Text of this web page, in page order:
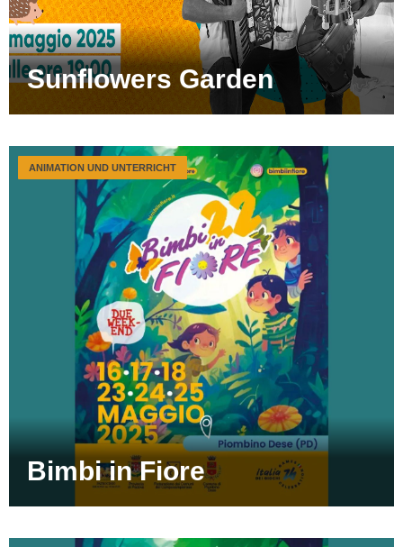
Sunflowers Garden
Bimbi in Fiore
ANIMATION UND UNTERRICHT